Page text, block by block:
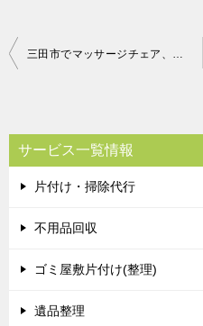
投
ビ
ゲ
ー
シ
三田市でマッサージチェア、ＦＡＸ等回収のお客様メッセージ
サービス一覧情報
片付け・掃除代行
不用品回収
ゴミ屋敷片付け(整理)
遺品整理